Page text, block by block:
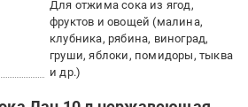
Для отжима сока из ягод,
фруктов и овощей (малина,
клубника, рябина, виноград,
груши, яблоки, помидоры, тыква
и др.)